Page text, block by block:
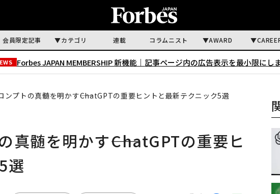
会員限定記事 カテゴリ 連載 コラムニスト AWARD
Forbes JAPAN MEMBERSHIP 新機能｜ 記事ページ内の広告表示を最小限にし
ンプトの真髄を明かす――ChatGPTの重要ヒントと最新テクニック5選
真髄を明かす――ChatGPTの重要ヒ
選